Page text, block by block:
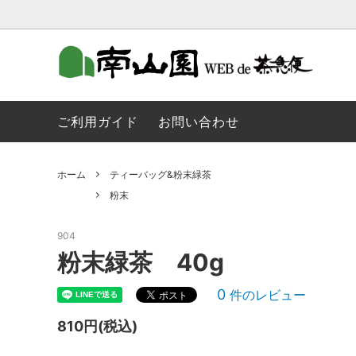
季節のお茶
深むし煎茶
ウダー
ティーバッグ
金の抹茶のご紹介
ご利用ガイド お問い合わせ
ホーム
ティーバッグ&粉末緑茶
粉末
904
粉末緑茶 40g
0 件のレビュー
810円(税込)